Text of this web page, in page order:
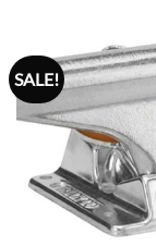
SALE!